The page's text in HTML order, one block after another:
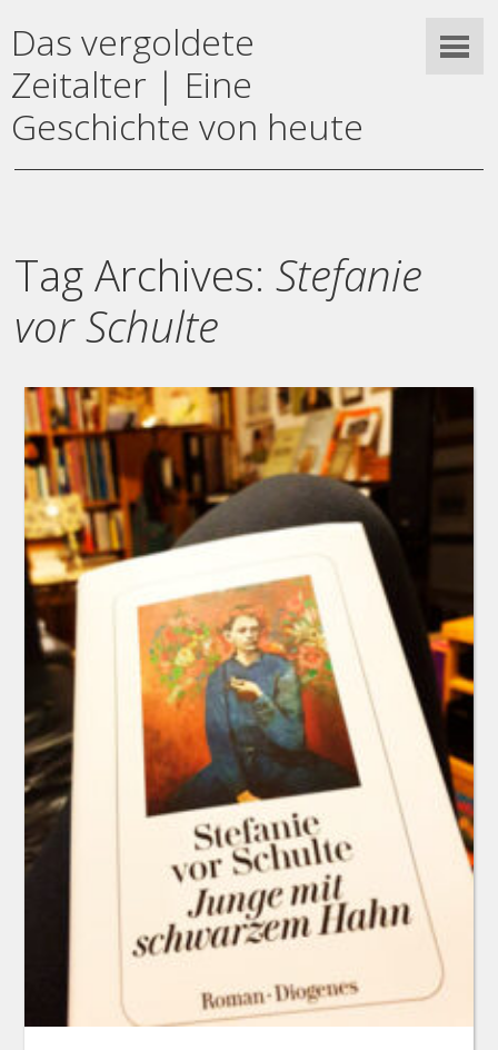
Das vergoldete
Zeitalter | Eine
Geschichte von heute
Tag Archives:Stefanie
vor Schulte